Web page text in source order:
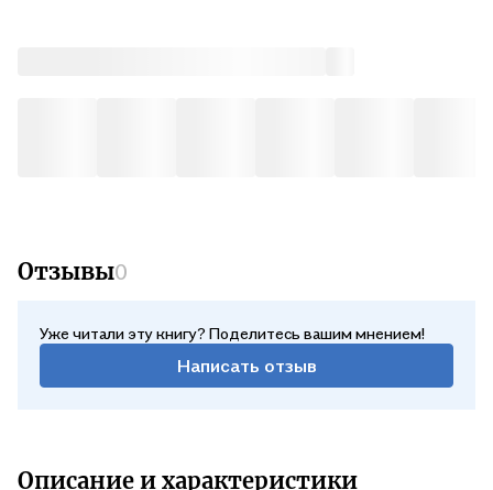
Отзывы0
Уже читали эту книгу? Поделитесь вашим мнением!
Написать отзыв
Описание и характеристики